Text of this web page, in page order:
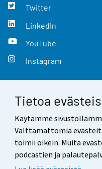
Tietoa
Käytämme
Välttämättömiä
toimii oikein. Muita
podcastien ja
Twitter
LinkedIn
YouTube
Instagram
Yhteystiedot
Palaute
Käyttöehdot